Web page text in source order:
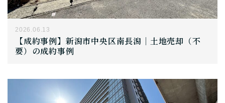
2026.06.13
【成約事例】新潟市中央区南長潟｜土地売却（不
要）の成約事例